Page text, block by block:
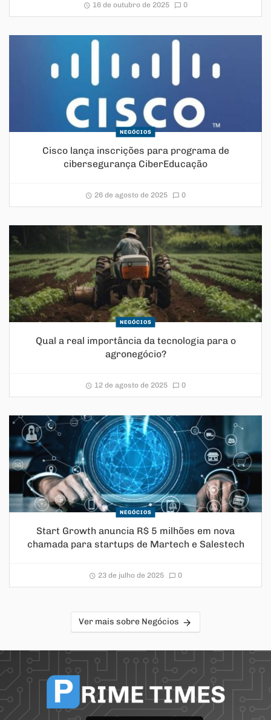
16 de outubro de 2025 0
NEGÓCIOS
Cisco lança inscrições para programa de
cibersegurança CiberEducação
26 de agosto de 2025 0
NEGÓCIOS
Qual a real importância da tecnologia para o
agronegócio?
12 de agosto de 2025 0
NEGÓCIOS
Start Growth anuncia R$ 5 milhões em nova
chamada para startups de Martech e Salestech
23 de julho de 2025 0
Ver mais sobre Negócios